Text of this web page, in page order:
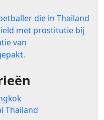
die in Thailand
met prostitutie bij
van
Thailand